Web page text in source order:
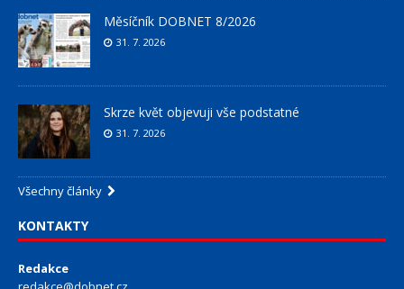
Měsíčník DOBNET 8/2026
31. 7. 2026
Skrze květ objevuji vše podstatné
31. 7. 2026
Všechny články
KONTAKTY
Redakce